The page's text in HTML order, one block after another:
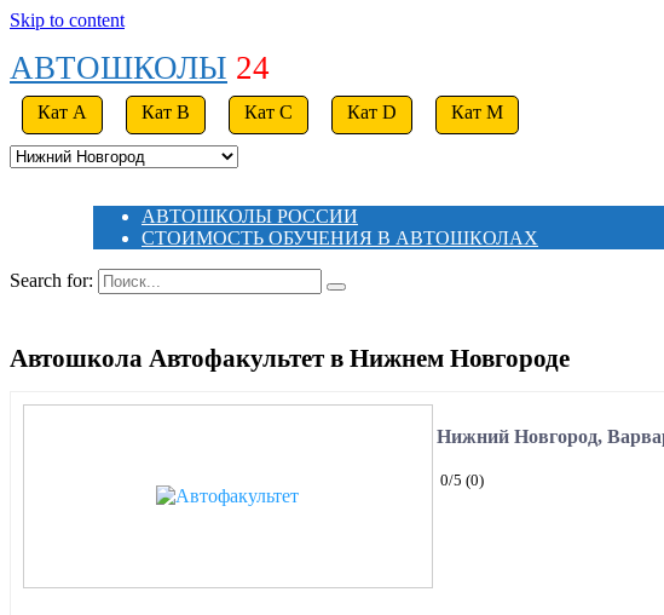
Skip to content
АВТОШКОЛЫ 24
Кат A Кат B Кат C Кат D Кат M
АВТОШКОЛЫ РОССИИ
СТОИМОСТЬ ОБУЧЕНИЯ В АВТОШКОЛАХ
Search for:
Автошкола Автофакультет в Нижнем Новгороде
Нижний Новгород,
0/5 (0)